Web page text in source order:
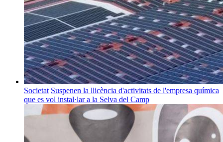
Societat Suspenen la llicència d'activitats de l'empresa química
que es vol instal·lar a la Selva del Camp